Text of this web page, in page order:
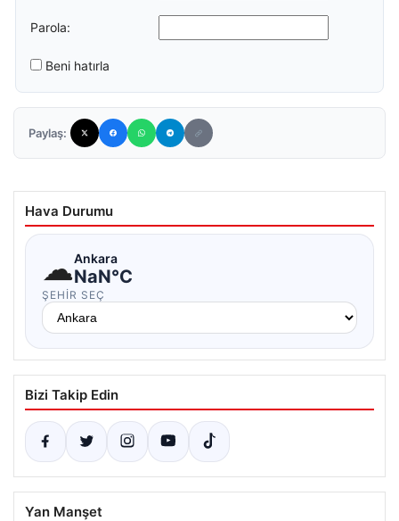
Parola:
Beni hatırla
Paylaş:
Hava Durumu
☁Ankara
NaN°C
ŞEHIR SEÇ
Bizi Takip Edin
Yan Manşet